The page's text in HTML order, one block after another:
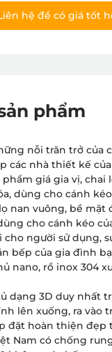
hệ để có giá tốt
phẩm
nỗi trăn trở của
các nhà thiết kế
giá gia vị, chai
dùng cho cánh
nan vuông, bề mặt
cho cánh kéo
người sử dụng,
bếp của gia đình
nano, rổ inox 304
dạng 3D duy nhất
lên xuống, ra vào
đặt hoàn thiện đẹp
Nam có chống